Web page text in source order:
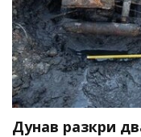
Дунав разкри